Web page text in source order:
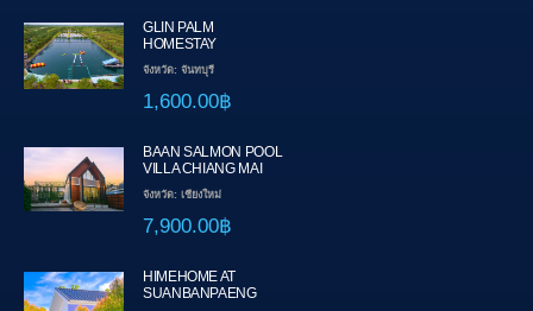
GLIN PALM
HOMESTAY
จังหวัด: จันทบุรี
1,600.00฿
BAAN SALMON POOL
VILLA CHIANG MAI
จังหวัด: เชียงใหม่
7,900.00฿
HIMEHOME AT
SUANBANPAENG